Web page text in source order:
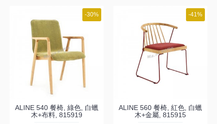
-30%
ALINE 540 餐椅, 綠色, 白蠟
木+布料, 815919
-41%
ALINE 560 餐椅, 紅色, 白蠟
木+金屬, 815915